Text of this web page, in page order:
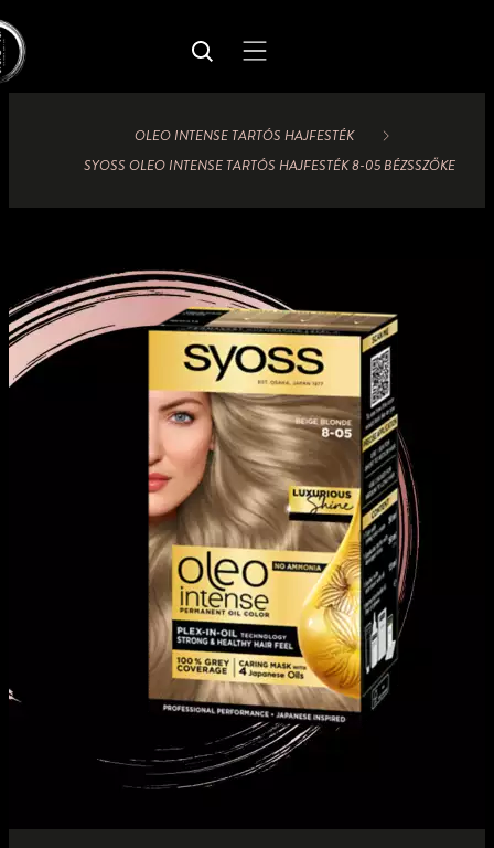
OLEO INTENSE TARTÓS HAJFESTÉK
SYOSS OLEO INTENSE TARTÓS HAJFESTÉK 8-05 BÉZSSZŐKE